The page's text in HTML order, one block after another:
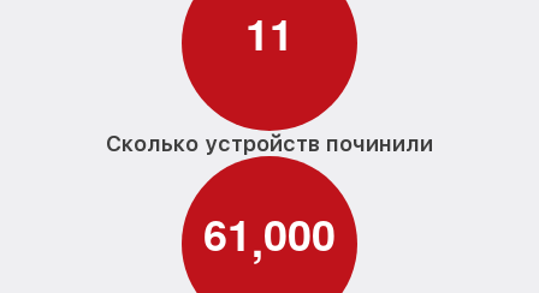
11
Сколько устройств починили
61,000